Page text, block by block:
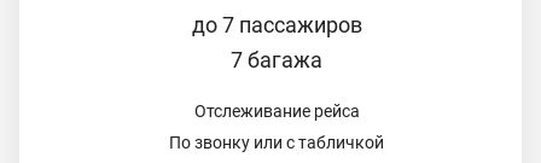
до 7 пассажиров
7 багажа
Отслеживание рейса
По звонку или с табличкой